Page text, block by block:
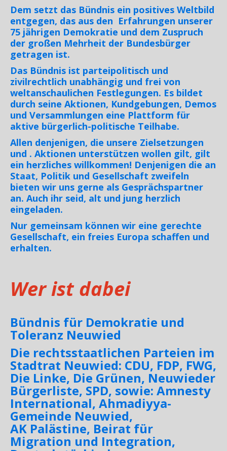
Dem setzt das Bündnis ein positives Weltbild
entgegen, das aus den Erfahrungen unserer
75 jährigen Demokratie und dem Zuspruch
der großen Mehrheit der Bundesbürger
getragen ist.
Das Bündnis ist parteipolitisch und
zivilrechtlich unabhängig und frei von
weltanschaulichen Festlegungen. Es bildet
durch seine Aktionen, Kundgebungen, Demos
und Versammlungen eine Plattform für
aktive bürgerlich-politische Teilhabe.
Allen denjenigen, die unsere Zielsetzungen
und . Aktionen unterstützen wollen gilt, gilt
ein herzliches willkommen! Denjenigen die an
Staat, Politik und Gesellschaft zweifeln
bieten wir uns gerne als Gesprächspartner
an. Auch ihr seid, alt und jung herzlich
eingeladen.
Nur gemeinsam können wir eine gerechte
Gesellschaft, ein freies Europa schaffen und
erhalten.
Wer ist dabei
Bündnis für Demokratie und
Toleranz Neuwied
Die rechtsstaatlichen Parteien im
Stadtrat Neuwied: CDU, FDP, FWG,
Die Linke, Die Grünen, Neuwieder
Bürgerliste, SPD, sowie: Amnesty
International, Ahmadiyya-
Gemeinde Neuwied,
AK Palästine, Beirat für
Migration und Integration,